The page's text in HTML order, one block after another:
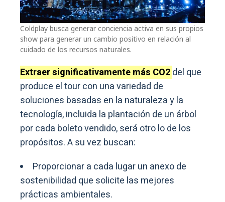
Coldplay busca generar conciencia activa en sus propios
show para generar un cambio positivo en relación al
cuidado de los recursos naturales.
Extraer significativamente más CO2del que
produce el tour con una variedad de
soluciones basadas en la naturaleza y la
tecnología, incluida la plantación de un árbol
por cada boleto vendido, será otro lo de los
propósitos. A su vez buscan:
Proporcionar a cada lugar un anexo de
sostenibilidad que solicite las mejores
prácticas ambientales.